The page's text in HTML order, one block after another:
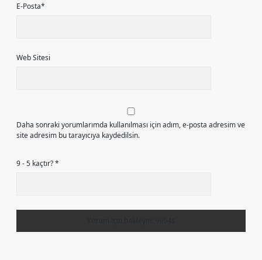
E-Posta*
Web Sitesi
Daha sonraki yorumlarımda kullanılması için adım, e-posta adresim ve
site adresim bu tarayıcıya kaydedilsin.
9 - 5 kaçtır?*